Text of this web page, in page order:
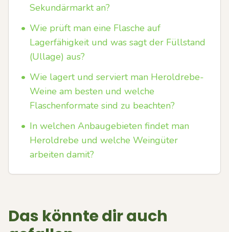
Sekundärmarkt an?
• Wie prüft man eine Flasche auf
Lagerfähigkeit und was sagt der Füllstand
(Ullage) aus?
• Wie lagert und serviert man Heroldrebe-
Weine am besten und welche
Flaschenformate sind zu beachten?
• In welchen Anbaugebieten findet man
Heroldrebe und welche Weingüter
arbeiten damit?
Das könnte dir auch